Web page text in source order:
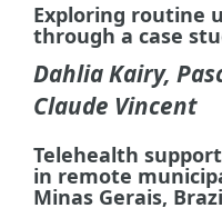
Exploring routine
through a case
Dahlia Kairy,
Claude Vincent
Telehealth
in remote
Minas Gerais,